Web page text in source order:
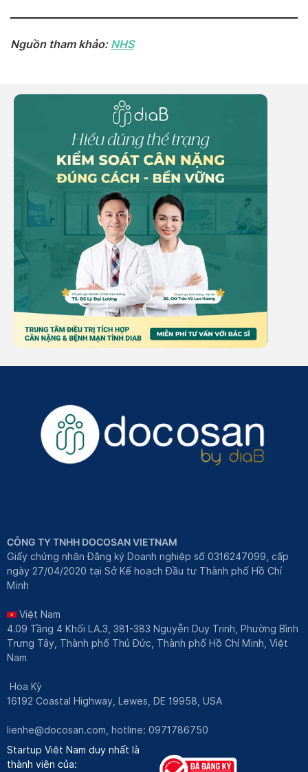
Nguồn tham khảo: NHS
CÔNG TY TNHH DOCOSAN VIETNAM
Giấy chứng nhận Đăng ký Doanh nghiệp số 0316247099, cấp
ngày 27/04/2020 tại Sở Kế hoạch Đầu tư Thành phố Hồ Chí
Minh
Việt Nam
4.09 Tầng 4 Khối LA.3, 381-383 Nguyễn Duy Trinh, Phường Bình
Trưng Tây, Thành phố Thủ Đức, Thành phố Hồ Chí Minh, Việt
Nam
Hoa Kỳ
16192 Coastal Highway, Lewes, DE 19958, USA
lienhe@docosan.com , hotline: 0971786750
Startup Việt Nam duy nhất là
thành viên của: